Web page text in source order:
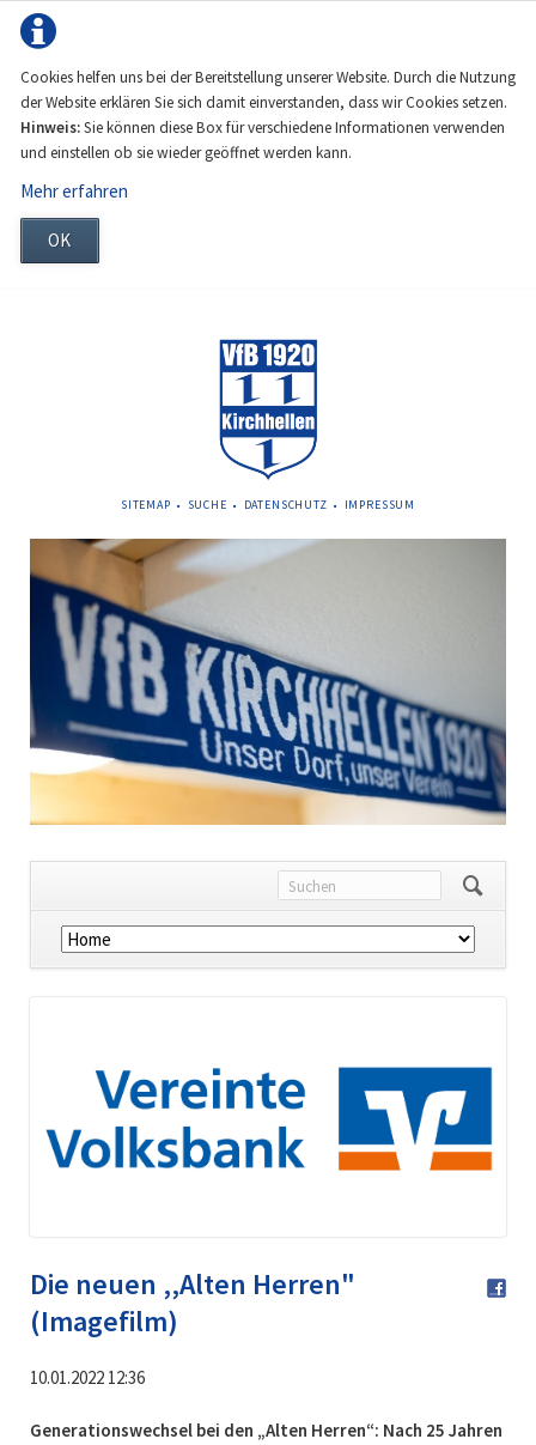
Cookies helfen uns bei der Bereitstellung unserer Website. Durch die Nutzung
der Website erklären Sie sich damit einverstanden, dass wir Cookies setzen.
Hinweis:Sie können diese Box für verschiedene Informationen verwenden
und einstellen ob sie wieder geöffnet werden kann.
Mehr erfahren
OK
NAVIGATION
SITEMAP SUCHE DATENSCHUTZ IMPRESSUM
Navigation
überspringen
Die neuen ,,Alten Herren"
(Imagefilm)
10.01.2022 12:36
Generationswechsel bei den „Alten Herren“: Nach 25 Jahren